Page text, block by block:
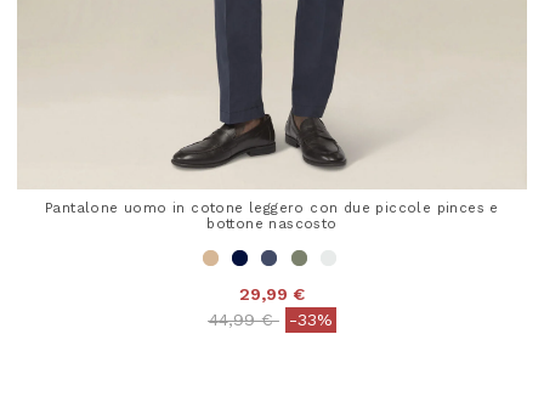
Pantalone uomo in cotone leggero con due piccole pinces e
bottone nascosto
29,99 €
Price reduced from
44,99 €to-33%